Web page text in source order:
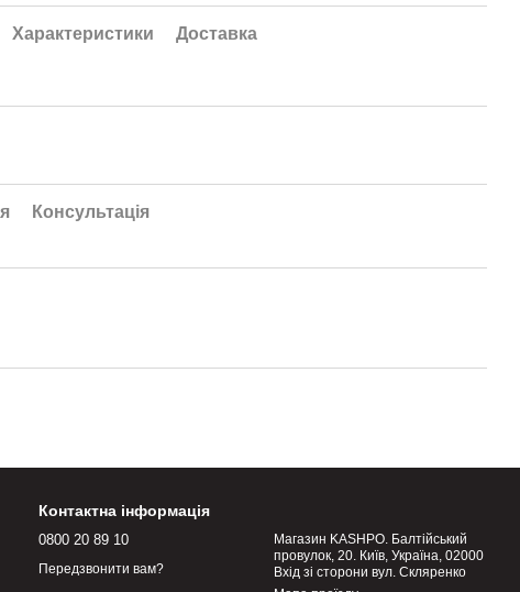
Характеристики Доставка
Консультація
Контактна інформація
0800 20 89 10
Передзвонити вам?
Магазин KASHPO. Балтійський
провулок, 20. Київ, Україна, 02000
Вхід зі сторони вул. Скляренко